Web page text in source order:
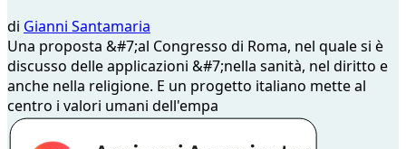
di Gianni Santamaria
Una proposta &#7;al Congresso di Roma, nel quale si è
discusso delle applicazioni &#7;nella sanità, nel diritto e
anche nella religione. E un progetto italiano mette al
centro i valori umani dell'empa